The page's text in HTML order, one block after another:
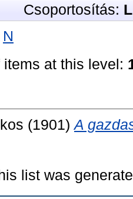
Csoportosítás:
N
items at this level:
(1901)A
list was